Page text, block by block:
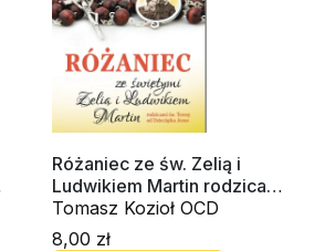
Różaniec ze św. Zelią i
Ludwikiem Martin rodzicami
św. Teresy od Dzieciątka
Jezus
Tomasz Kozioł OCD
8,00 zł